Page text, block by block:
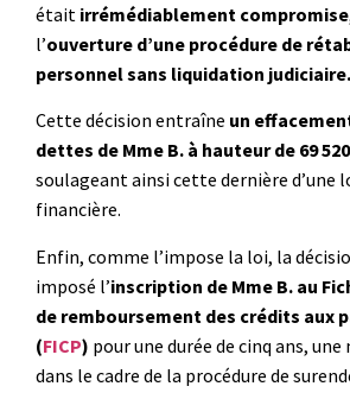
était irrémédiablement compromise
l’ouverture d’une procédure de
personnel sans liquidation judiciaire.
Cette décision entraîne un
dettes de Mme B. à hauteur de 69
soulageant ainsi cette dernière d’une
financière.
Enfin, comme l’impose la loi, la
imposé l’inscription de Mme B. au
de remboursement des crédits aux
(FICP) pour une durée de cinq ans,
dans le cadre de la procédure de